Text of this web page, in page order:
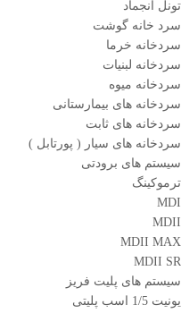
تونل انجماد
سرد خانه گوشت
سردخانه خرما
سردخانه لبنیات
سردخانه میوه
سردخانه های بیمارستانی
سردخانه های ثابت
سردخانه های سیار ( پورتابل )
سیستم های برودتی
ترموکینگ
MDI
MDII
MDII MAX
MDII SR
سیستم های پلیت فریز
یونیت 1/5 اسب پلیتی